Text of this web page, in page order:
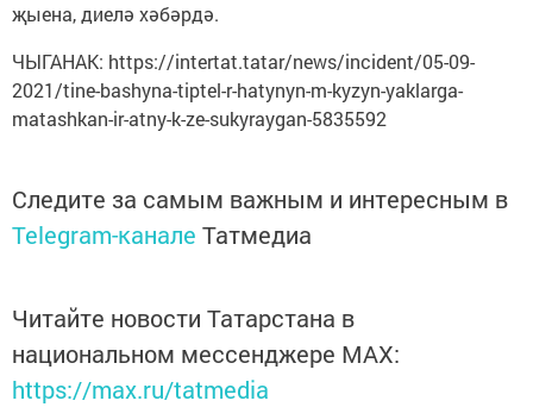
җыена, диелә хәбәрдә.
ЧЫГАНАК: https://intertat.tatar/news/incident/05-09-
2021/tine-bashyna-tiptel-r-hatynyn-m-kyzyn-yaklarga-
matashkan-ir-atny-k-ze-sukyraygan-5835592
Следите за самым важным и интересным в
Telegram-канале Татмедиа
Читайте новости Татарстана в
национальном мессенджере MАХ:
https://max.ru/tatmedia